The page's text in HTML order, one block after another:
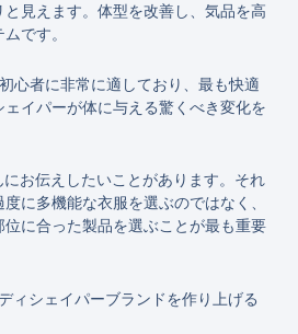
と見えます。体型を改善し、気品を高
です。
心者に非常に適しており、最も快適
イパーが体に与える驚くべき変化を
お伝えしたいことがあります。それ
に多機能な衣服を選ぶのではなく、
位に合った製品を選ぶことが最も重要
ィシェイパーブランドを作り上げる